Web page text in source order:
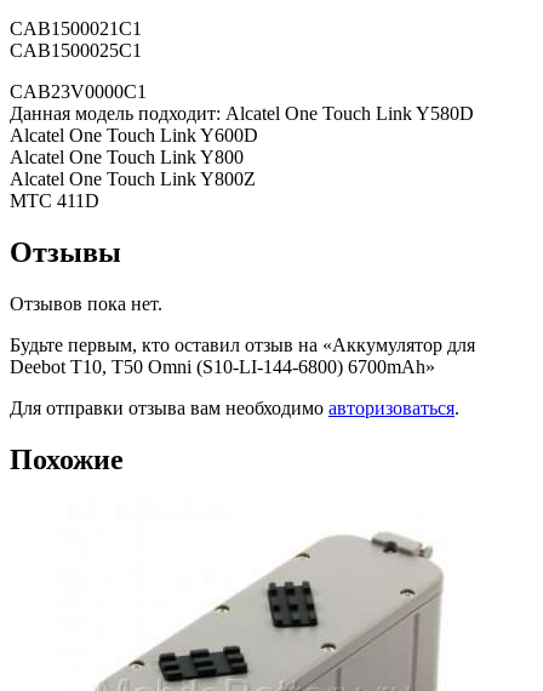
CAB1500021C1
CAB1500025C1
CAB23V0000C1
Данная модель подходит: Alcatel One Touch Link Y580D
Alcatel One Touch Link Y600D
Alcatel One Touch Link Y800
Alcatel One Touch Link Y800Z
МТС 411D
Отзывы
Отзывов пока нет.
Будьте первым, кто оставил отзыв на «Аккумулятор для
Deebot T10, T50 Omni (S10-LI-144-6800) 6700mAh»
Для отправки отзыва вам необходимо авторизоваться.
Похожие